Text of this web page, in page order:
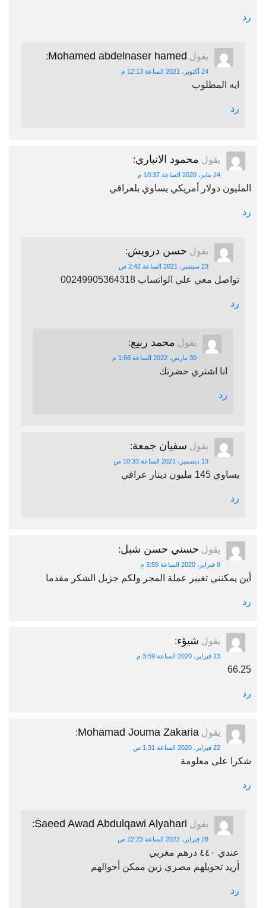
رد
يقول Mohamed abdelnaser hamed
:
24 أكتوبر، 2021 الساعة 12:13 م
ايه المطلوب
رد
يقول محمود الانباري:
24 يناير، 2020 الساعة 10:37 م
المليون دولار أمريكي يساوي بلعراقي
رد
يقول حسن درويش:
23 سبتمبر، 2021 الساعة 2:42 ص
تواصل معي علي الواتساب 00249905364318
رد
يقول محمد ربيع:
30 مارس، 2022 الساعة 1:56 م
انا اشتري حضرتك
رد
يقول سفيان جمعة:
13 ديسمبر، 2021 الساعة 10:33 ص
يساوي 145 مليون دينار عراقي
رد
يقول حسني حسن شبل:
8 فبراير، 2020 الساعة 3:59 م
أين يمكنني تغيير عملة المجر ولكم جزيل الشكر مقدما
رد
يقول شيؤء:
13 فبراير، 2020 الساعة 3:59 م
66.25
رد
يقول Mohamad Jouma Zakaria
:
22 فبراير، 2020 الساعة 1:31 ص
شكرا على معلومة
رد
يقول Saeed Awad Abdulqawi Alyahari
:
28 فبراير، 2022 الساعة 12:23 ص
عندي ٤٤٠ درهم مغربي
أريد تحويلهم مصري زين ممكن أحوالهم
رد